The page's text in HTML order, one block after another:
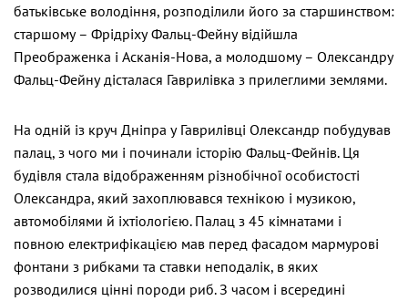
батьківське володіння, розподілили його за старшинством:
старшому – Фрідріху Фальц-Фейну відійшла
Преображенка і Асканія-Нова, а молодшому – Олександру
Фальц-Фейну дісталася Гаврилівка з прилеглими землями.
На одній із круч Дніпра у Гаврилівці Олександр побудував
палац, з чого ми і починали історію Фальц-Фейнів. Ця
будівля стала відображенням різнобічної особистості
Олександра, який захоплювався технікою і музикою,
автомобілями й іхтіологією. Палац з 45 кімнатами і
повною електрифікацією мав перед фасадом мармурові
фонтани з рибками та ставки неподалік, в яких
розводилися цінні породи риб. З часом і всередині